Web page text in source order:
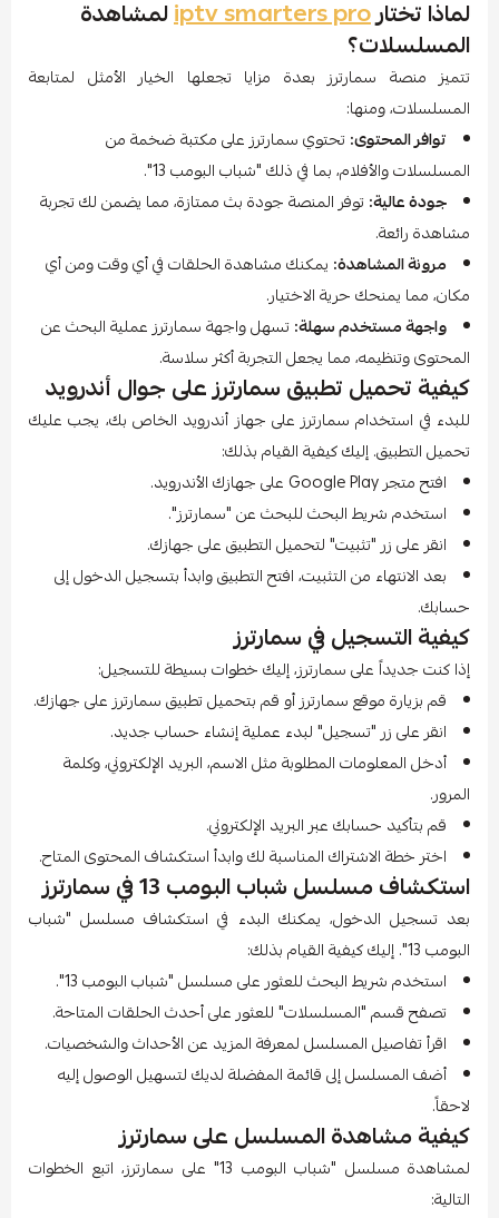
لماذا تختارiptv smarters proلمشاهدة
المسلسلات؟
تتميز منصة سمارترز بعدة مزايا تجعلها الخيار الأمثل لمتابعة
المسلسلات، ومنها:
توافر المحتوى:تحتوي سمارترز على مكتبة ضخمة من
المسلسلات والأفلام، بما في ذلك "شباب البومب 13".
جودة عالية:توفر المنصة جودة بث ممتازة، مما يضمن لك تجربة
مشاهدة رائعة.
مرونة المشاهدة: يمكنك مشاهدة الحلقات في أي وقت ومن أي
مكان، مما يمنحك حرية الاختيار.
واجهة مستخدم سهلة:تسهل واجهة سمارترز عملية البحث عن
المحتوى وتنظيمه، مما يجعل التجربة أكثر سلاسة.
كيفية تحميل تطبيق سمارترز على جوال أندرويد
للبدء في استخدام سمارترز على جهاز أندرويد الخاص بك، يجب عليك
تحميل التطبيق. إليك كيفية القيام بذلك:
افتح متجر Google Play على جهازك الأندرويد.
استخدم شريط البحث للبحث عن "سمارترز".
انقر على زر "تثبيت" لتحميل التطبيق على جهازك.
بعد الانتهاء من التثبيت، افتح التطبيق وابدأ بتسجيل الدخول إلى
حسابك.
كيفية التسجيل في سمارترز
إذا كنت جديداً على سمارترز، إليك خطوات بسيطة للتسجيل:
قم بزيارة موقع سمارترز أو قم بتحميل تطبيق سمارترز على جهازك.
انقر على زر "تسجيل" لبدء عملية إنشاء حساب جديد.
أدخل المعلومات المطلوبة مثل الاسم، البريد الإلكتروني، وكلمة
المرور.
قم بتأكيد حسابك عبر البريد الإلكتروني.
اختر خطة الاشتراك المناسبة لك وابدأ استكشاف المحتوى المتاح.
استكشاف مسلسل شباب البومب 13 في سمارترز
بعد تسجيل الدخول، يمكنك البدء في استكشاف مسلسل "شباب
البومب 13". إليك كيفية القيام بذلك:
استخدم شريط البحث للعثور على مسلسل "شباب البومب 13".
تصفح قسم "المسلسلات" للعثور على أحدث الحلقات المتاحة.
اقرأ تفاصيل المسلسل لمعرفة المزيد عن الأحداث والشخصيات.
أضف المسلسل إلى قائمة المفضلة لديك لتسهيل الوصول إليه
لاحقاً.
كيفية مشاهدة المسلسل على سمارترز
لمشاهدة مسلسل "شباب البومب 13" على سمارترز، اتبع الخطوات
التالية: